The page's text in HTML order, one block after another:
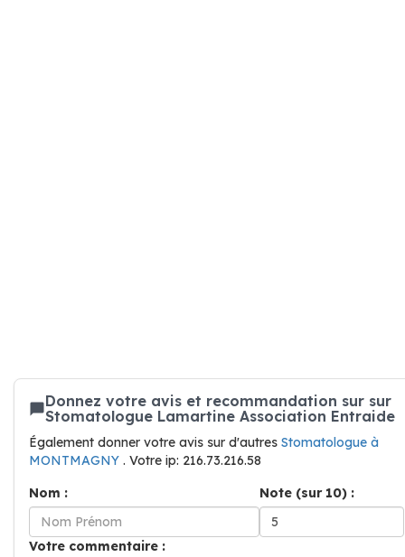
Donnez votre avis et recommandation sur sur
Stomatologue Lamartine Association Entraide
Également donner votre avis sur d'autres Stomatologue à
MONTMAGNY . Votre ip: 216.73.216.58
Nom :
Note (sur 10) :
Votre commentaire :